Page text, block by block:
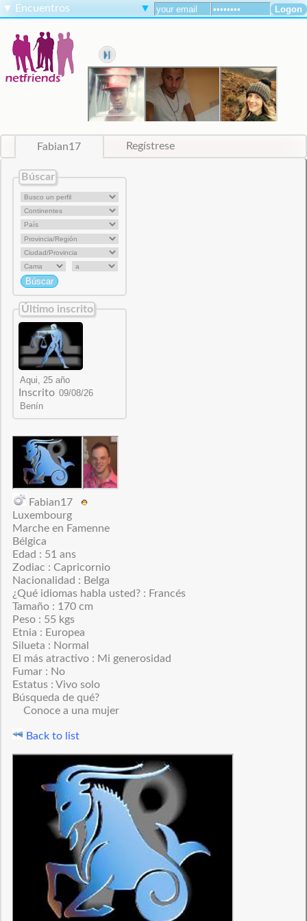
▼ Encuentros ▼
Fabian17 Regístrese
Búscar
Último inscrito
Inscrito
Fabian17
Luxembourg
Marche en Famenne
Bélgica
Edad : 51 ans
Zodiac : Capricornio
Nacionalidad : Belga
¿Qué idiomas habla usted? : Francés
Tamaño : 170 cm
Peso : 55 kgs
Etnia : Europea
Silueta : Normal
El más atractivo : Mi generosidad
Fumar : No
Estatus : Vivo solo
Búsqueda de qué?
Conoce a una mujer
Back to list